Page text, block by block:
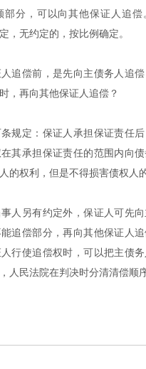
部分，可以向其他保证人追偿
，无约定的，按比例确定。
追偿前，是先向主债务人追
，再向其他保证人追偿？
条规定：保证人承担保证责任
其承担保证责任的范围内向债
的权利，但是不得损害债权人
人另有约定外，保证人可先
追偿部分，再向其他保证人
行使追偿权时，可以把主债
人民法院在判决时分清清偿顺